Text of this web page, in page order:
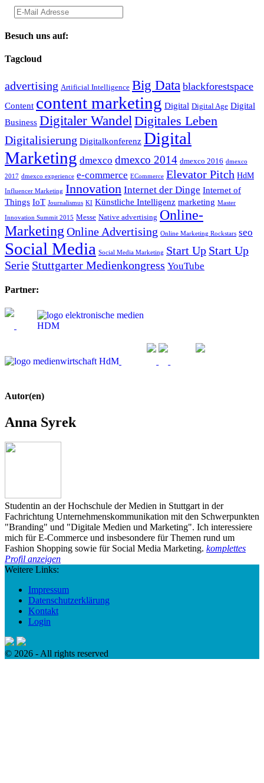
Besuch uns auf:
Tagcloud
advertising Artificial Intelligence Big Data blackforestspace
Content content marketing Digital Digital Age Digital
Business Digitaler Wandel Digitales Leben
Digitalisierung Digitalkonferenz Digital
Marketing dmexco dmexco 2014 dmexco 2016 dmexco
2017 dmexco experience e-commerce ECommerce Elevator Pitch HdM
Influencer Marketing Innovation Internet der Dinge Internet of
Things IoT Journalismus KI Künstliche Intelligenz marketing Master
Innovation Summit 2015 Messe Native advertising Online-
Marketing Online Advertising Online Marketing Rockstars seo
Social Media Social Media Marketing Start Up Start Up
Serie Stuttgarter Medienkongress YouTube
Partner:
Autor(en)
Anna Syrek
Studentin an der Hochschule der Medien in Stuttgart in der
Fachrichtung Unternehmenskommunikation mit den Schwerpunkten
"Branding" und "Digitale Medien und Marketing". Ich interessiere
mich für E-Commerce und insbesondere für Themen rund um
Fashion Shopping sowie für Social Media Marketing. komplettes
Profil anzeigen
Weitere Links:
Impressum
Datenschutzerklärung
Kontakt
Login
© 2026 - All rights reserved